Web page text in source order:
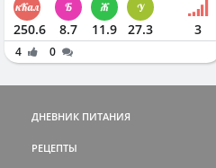
250.6 8.7 11.9 27.3 3
4 0
ДНЕВНИК ПИТАНИЯ
РЕЦЕПТЫ